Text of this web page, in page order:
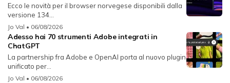
Ecco le novità per il browser norvegese disponibili dalla
versione 134...
Jo Val • 06/08/2026
Adesso hai 70 strumenti Adobe integrati in
ChatGPT
La partnership fra Adobe e OpenAI porta al nuovo plugin
unificato per...
Jo Val • 06/08/2026